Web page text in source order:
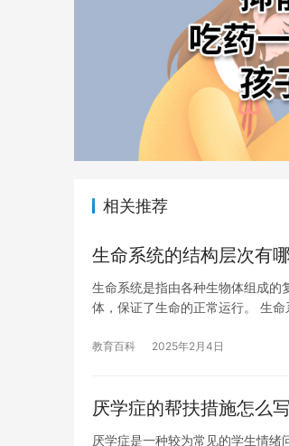
相关推荐
生命系统的结构层次有
生命系统是指由各种生物体组成的
体，保证了生命的正常运行。 生
教育百科 2025年2月4日
厌学症的帮扶措施怎么写
厌学症是一种较为常见的学生情